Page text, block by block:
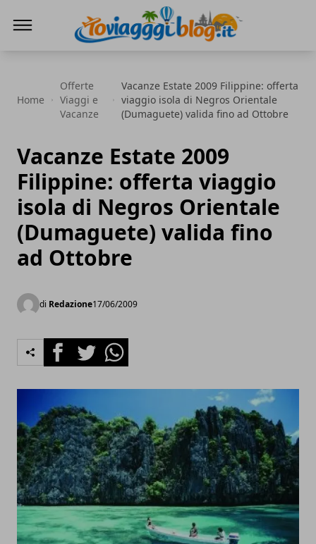
Home
Offerte
Viaggi e
Vacanze
Vacanze Estate 2009 Filippine: offerta
viaggio isola di Negros Orientale
(Dumaguete) valida fino ad Ottobre
Vacanze Estate 2009
Filippine: offerta viaggio
isola di Negros Orientale
(Dumaguete) valida fino
ad Ottobre
di Redazione17/06/2009
FacebookTwitterWhatsapp